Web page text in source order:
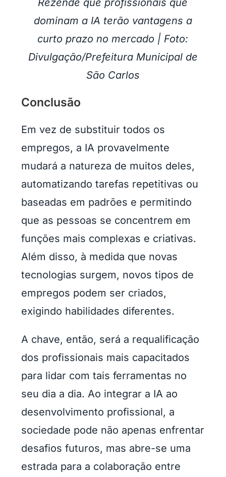
dominam a IA terão vantagens a
curto prazo no mercado | Foto:
Divulgação/Prefeitura Municipal de
São Carlos
Conclusão
Em vez de substituir todos os
empregos, a IA provavelmente
mudará a natureza de muitos deles,
automatizando tarefas repetitivas ou
baseadas em padrões e permitindo
que as pessoas se concentrem em
funções mais complexas e criativas.
Além disso, à medida que novas
tecnologias surgem, novos tipos de
empregos podem ser criados,
exigindo habilidades diferentes.
A chave, então, será a requalificação
dos profissionais mais capacitados
para lidar com tais ferramentas no
seu dia a dia. Ao integrar a IA ao
desenvolvimento profissional, a
sociedade pode não apenas enfrentar
desafios futuros, mas abre-se uma
estrada para a colaboração entre